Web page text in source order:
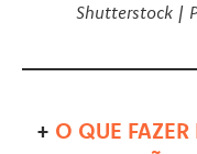
Shutterstock |
+ O QUE FA